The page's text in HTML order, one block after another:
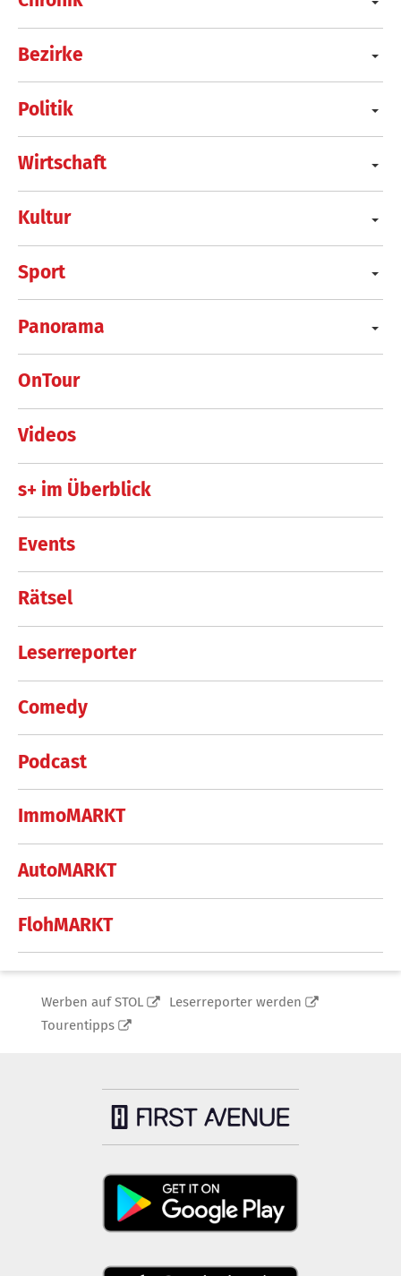
Bezirke
Politik
Wirtschaft
Kultur
Sport
Panorama
OnTour
Videos
s+ im Überblick
Events
Rätsel
Leserreporter
Comedy
Podcast
ImmoMARKT
AutoMARKT
FlohMARKT
Werben auf STOL
Leserreporter werden
Tourentipps